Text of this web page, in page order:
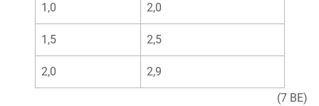
1,0 2,0
1,5 2,5
2,0
2,9
(7 BE)